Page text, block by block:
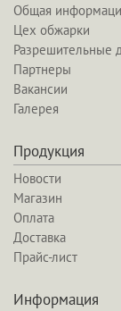
Общая
Цех обжарки
Разрешительные
Партнеры
Вакансии
Галерея
Продукция
Новости
Магазин
Оплата
Доставка
Прайс-лист
Информация